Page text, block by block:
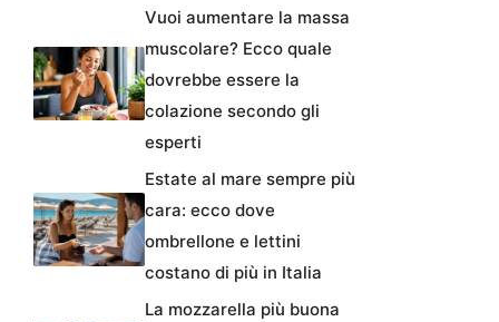
Vuoi aumentare la massa
muscolare? Ecco quale
dovrebbe essere la
colazione secondo gli
esperti
Estate al mare sempre più
cara: ecco dove
ombrellone e lettini
costano di più in Italia
La mozzarella più buona